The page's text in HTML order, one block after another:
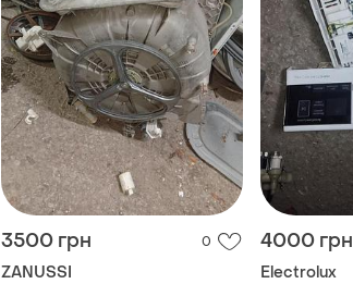
3500 грн 0
ZANUSSI
4000 грн
Electrolux